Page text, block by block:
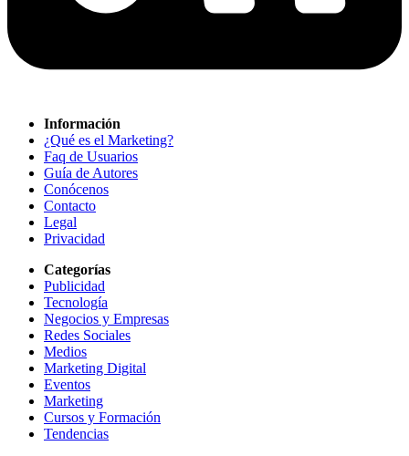
Información
¿Qué es el Marketing?
Faq de Usuarios
Guía de Autores
Conócenos
Contacto
Legal
Privacidad
Categorías
Publicidad
Tecnología
Negocios y Empresas
Redes Sociales
Medios
Marketing Digital
Eventos
Marketing
Cursos y Formación
Tendencias